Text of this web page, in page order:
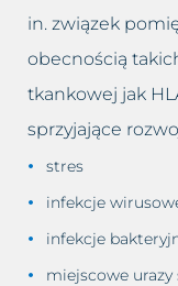
in. związek
obecnością
tkankowej jak
sprzyjające
stres
infekcje
infekcje
miejscowe urazy